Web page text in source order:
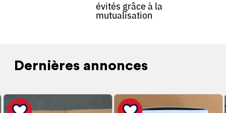
évités grâce à la
mutualisation
Dernières annonces